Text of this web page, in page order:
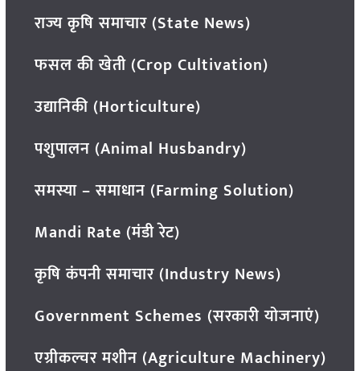
राज्य कृषि समाचार (State News)
फसल की खेती (Crop Cultivation)
उद्यानिकी (Horticulture)
पशुपालन (Animal Husbandry)
समस्या – समाधान (Farming Solution)
Mandi Rate (मंडी रेट)
कृषि कंपनी समाचार (Industry News)
Government Schemes (सरकारी योजनाएं)
एग्रीकल्चर मशीन (Agriculture Machinery)